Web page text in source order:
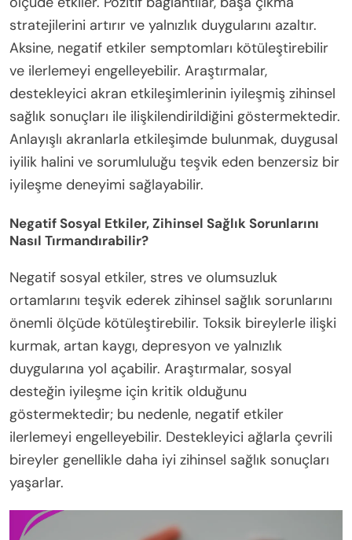
stratejilerini artırır ve yalnızlık duygularını azaltır.
Aksine, negatif etkiler semptomları kötüleştirebilir
ve ilerlemeyi engelleyebilir. Araştırmalar,
destekleyici akran etkileşimlerinin iyileşmiş zihinsel
sağlık sonuçları ile ilişkilendirildiğini göstermektedir.
Anlayışlı akranlarla etkileşimde bulunmak, duygusal
iyilik halini ve sorumluluğu teşvik eden benzersiz bir
iyileşme deneyimi sağlayabilir.
Negatif Sosyal Etkiler, Zihinsel Sağlık Sorunlarını
Nasıl Tırmandırabilir?
Negatif sosyal etkiler, stres ve olumsuzluk
ortamlarını teşvik ederek zihinsel sağlık sorunlarını
önemli ölçüde kötüleştirebilir. Toksik bireylerle ilişki
kurmak, artan kaygı, depresyon ve yalnızlık
duygularına yol açabilir. Araştırmalar, sosyal
desteğin iyileşme için kritik olduğunu
göstermektedir; bu nedenle, negatif etkiler
ilerlemeyi engelleyebilir. Destekleyici ağlarla çevrili
bireyler genellikle daha iyi zihinsel sağlık sonuçları
yaşarlar.